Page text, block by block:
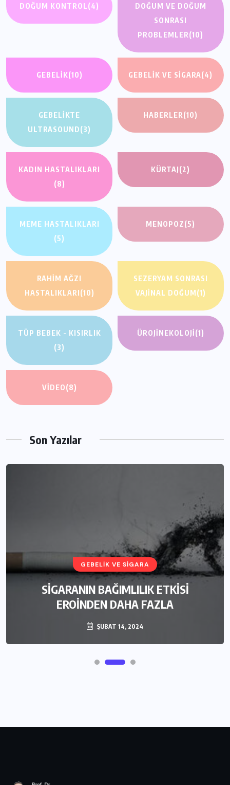
DOĞUM KONTROL(4)
DOĞUM VE DOĞUM
SONRASI
PROBLEMLER(10)
GEBELIK(10) GEBELIK VE SIGARA(4)
GEBELIKTE
ULTRASOUND(3)
HABERLER(10)
KADIN HASTALIKLARI
(8)
KÜRTAJ(2)
MEME HASTALIKLARI
(5)
MENOPOZ(5)
RAHIM AĞZI
HASTALIKLARI(10)
SEZERYAM SONRASI
VAJINAL DOĞUM(1)
TÜP BEBEK - KISIRLIK
(3)
ÜROJINEKOLOJI(1)
VIDEO(8)
Son Yazılar
GEBELIK VE SIGARA
SİGARANIN BAĞIMLILIK ETKİSİ
EROİNDEN DAHA FAZLA
ŞUBAT 14, 2024